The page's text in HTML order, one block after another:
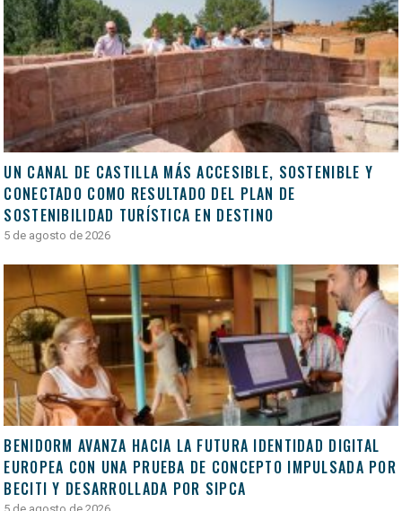
UN CANAL DE CASTILLA MÁS ACCESIBLE, SOSTENIBLE Y
CONECTADO COMO RESULTADO DEL PLAN DE
SOSTENIBILIDAD TURÍSTICA EN DESTINO
5 de agosto de 2026
BENIDORM AVANZA HACIA LA FUTURA IDENTIDAD DIGITAL
EUROPEA CON UNA PRUEBA DE CONCEPTO IMPULSADA POR
BECITI Y DESARROLLADA POR SIPCA